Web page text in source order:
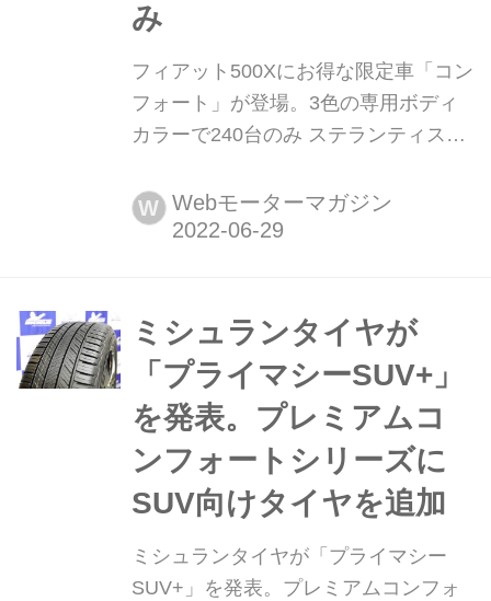
み
フィアット500Xにお得な限定車「コン
フォート」が登場。3色の専用ボディ
カラーで240台のみ ステランティス・
トブランドのコンパクトSUV「500X」
に、装備厳選でコストパフォーマンス
240台限定で販売が開始される。
W Webモーターマガジン
ミシュランタイヤが
「プライマシーSUV+」
を発表。プレミアムコ
ンフォートシリーズに
SUV向けタイヤを追加
ミシュランタイヤが「プライマシー
SUV+」を発表。プレミアムコンフォ